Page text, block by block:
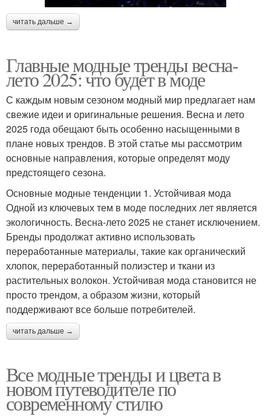
читать дальше →
Главные модные тренды весна-
лето 2025: что будет в моде
С каждым новым сезоном модный мир предлагает нам
свежие идеи и оригинальные решения. Весна и лето
2025 года обещают быть особенно насыщенными в
плане новых трендов. В этой статье мы рассмотрим
основные направления, которые определят моду
предстоящего сезона.
Основные модные тенденции 1. Устойчивая мода
Одной из ключевых тем в моде последних лет является
экологичность. Весна-лето 2025 не станет исключением.
Бренды продолжат активно использовать
переработанные материалы, такие как органический
хлопок, переработанный полиэстер и ткани из
растительных волокон. Устойчивая мода становится не
просто трендом, а образом жизни, который
поддерживают все больше потребителей.
читать дальше →
Все модные тренды и цвета в
новом путеводителе по
современному стилю